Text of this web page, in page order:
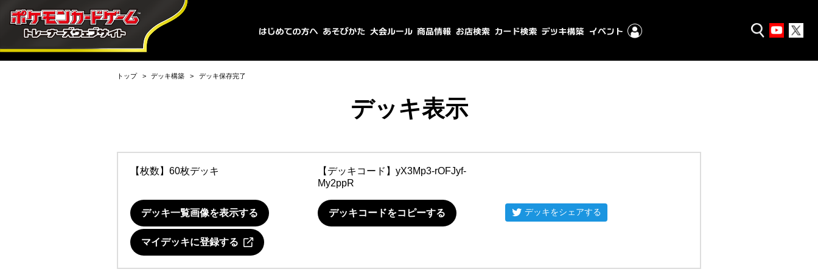
トップ デッキ構築 デッキ保存完了
デッキ表示
【枚数】60枚デッキ 【デッキコード】 yX3Mp3-rOFJyf-
My2ppR
デッキ一覧画像を表示する デッキコードをコピーする デッキをシェアする
マイデッキに登録する